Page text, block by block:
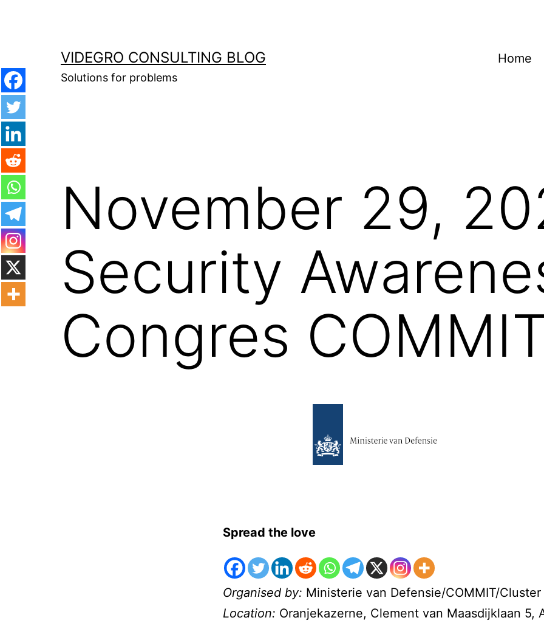
VIDEGRO CONSULTING BLOG
Solutions for problems
Home
November 29,
Security
Congres
Spread the love
Organised by: Ministerie van Defensie/COMMIT/
Location: Oranjekazerne, Clement van Maasdijklaan 5,